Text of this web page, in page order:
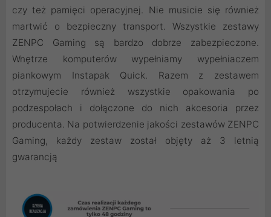
czy też pamięci operacyjnej. Nie musicie się również
martwić o bezpieczny transport. Wszystkie zestawy
ZENPC Gaming są bardzo dobrze zabezpieczone.
Wnętrze komputerów wypełniamy wypełniaczem
piankowym Instapak Quick. Razem z zestawem
otrzymujecie również wszystkie opakowania po
podzespołach i dołączone do nich akcesoria przez
producenta. Na potwierdzenie jakości zestawów ZENPC
Gaming, każdy zestaw został objęty aż 3 letnią
gwarancją